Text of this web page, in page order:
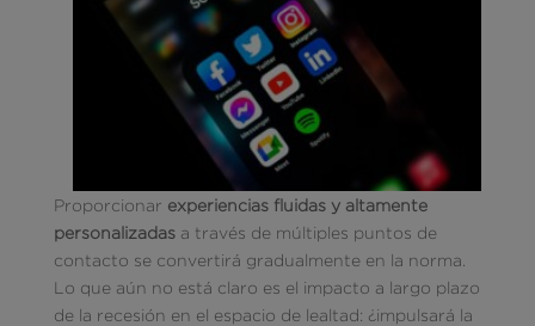
Proporcionar experiencias fluidas y altamente
personalizadasa través de múltiples puntos de
contacto se convertirá gradualmente en la norma.
Lo que aún no está claro es el impacto a largo plazo
de la recesión en el espacio de lealtad: ¿impulsará la